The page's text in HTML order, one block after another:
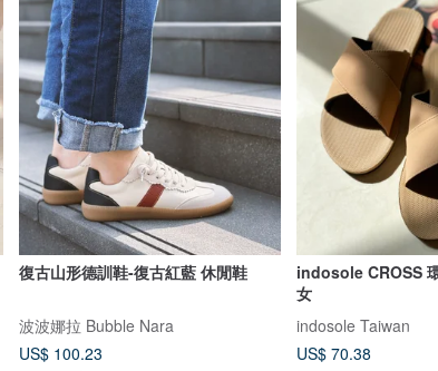
復古山形德訓鞋-復古紅藍 休閒鞋
波波娜拉 Bubble Nara
US$ 100.23
indosole CROSS
女
indosole Taiwan
US$ 70.38